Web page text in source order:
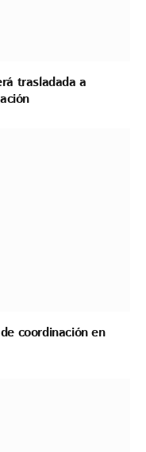
trasladada a
coordinación en